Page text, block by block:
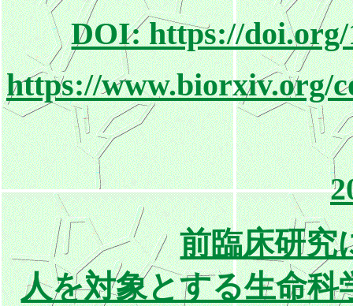
DOI: https://doi.org/
https://www.biorxiv.org/
前臨床研究
人を対象とする生命科